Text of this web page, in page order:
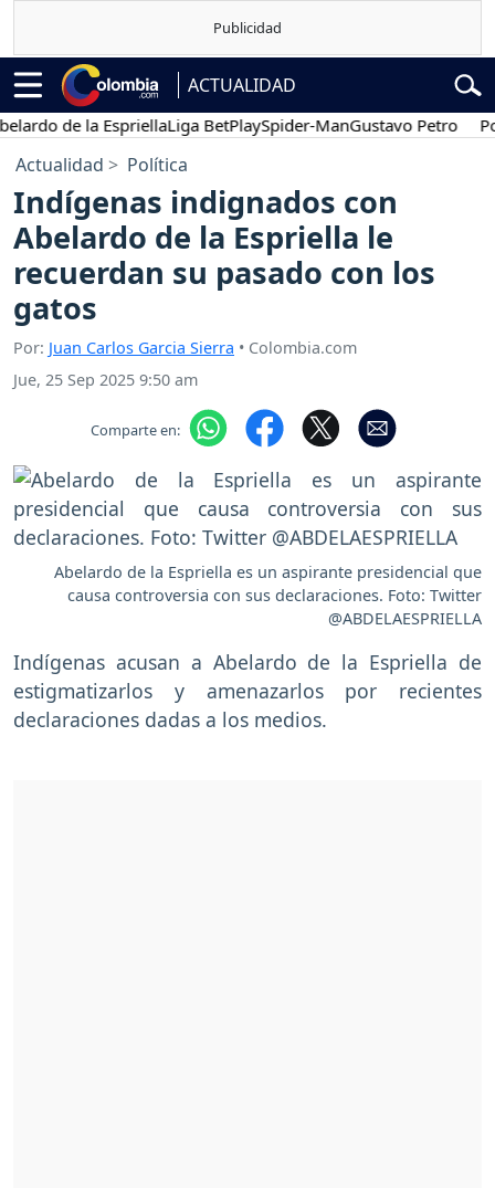
ACTUALIDAD
de la EspriellaLiga BetPlaySpider-ManGustavo Petro
Actualidad Política
Indígenas indignados con
Abelardo de la Espriella le
recuerdan su pasado con los
gatos
Por: Juan Carlos Garcia Sierra • Colombia.com
Jue, 25 Sep 2025 9:50 am
Comparte en:
Abelardo de la Espriella es un aspirante presidencial que
causa controversia con sus declaraciones. Foto: Twitter
@ABDELAESPRIELLA
Indígenas acusan a Abelardo de la Espriella de
estigmatizarlos y amenazarlos por recientes
declaraciones dadas a los medios.